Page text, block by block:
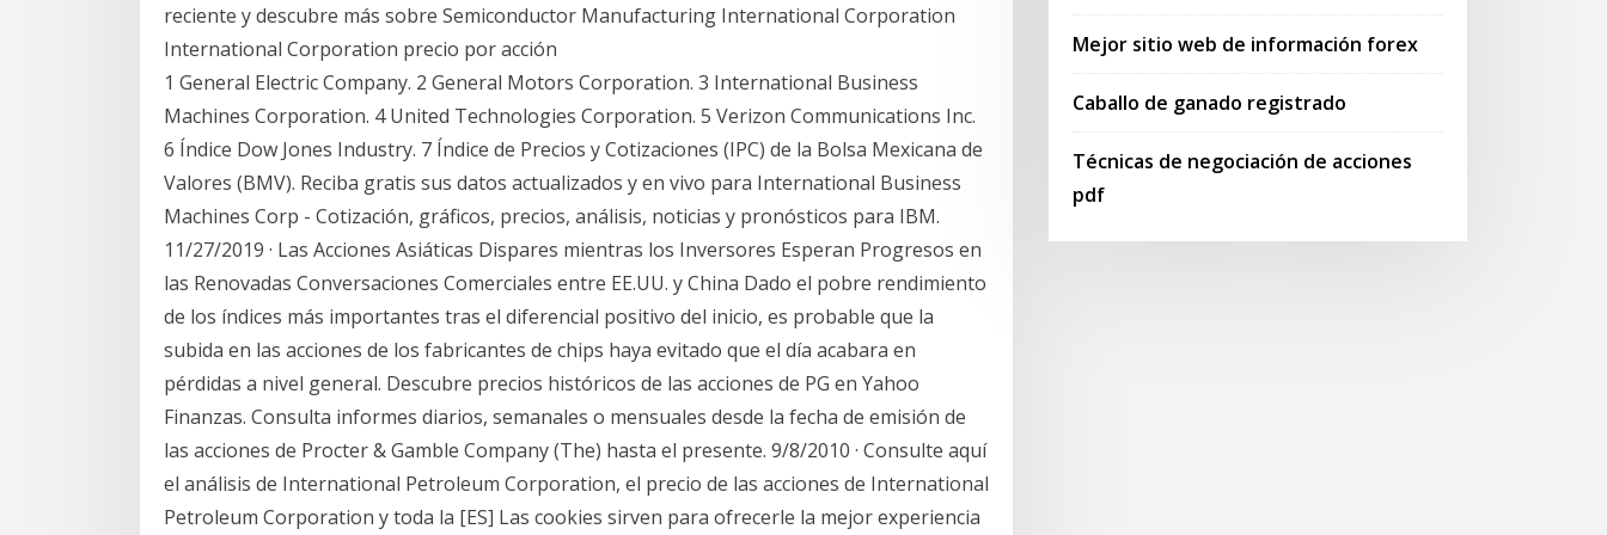
reciente y descubre más sobre Semiconductor Manufacturing International Corporation
International Corporation precio por acción
1 General Electric Company. 2 General Motors Corporation. 3 International Business
Machines Corporation. 4 United Technologies Corporation. 5 Verizon Communications Inc.
6 Índice Dow Jones Industry. 7 Índice de Precios y Cotizaciones (IPC) de la Bolsa Mexicana de
Valores (BMV). Reciba gratis sus datos actualizados y en vivo para International Business
Machines Corp - Cotización, gráficos, precios, análisis, noticias y pronósticos para IBM.
11/27/2019 · Las Acciones Asiáticas Dispares mientras los Inversores Esperan Progresos en
las Renovadas Conversaciones Comerciales entre EE.UU. y China Dado el pobre rendimiento
de los índices más importantes tras el diferencial positivo del inicio, es probable que la
subida en las acciones de los fabricantes de chips haya evitado que el día acabara en
pérdidas a nivel general. Descubre precios históricos de las acciones de PG en Yahoo
Finanzas. Consulta informes diarios, semanales o mensuales desde la fecha de emisión de
las acciones de Procter & Gamble Company (The) hasta el presente. 9/8/2010 · Consulte aquí
el análisis de International Petroleum Corporation, el precio de las acciones de International
Petroleum Corporation y toda la [ES] Las cookies sirven para ofrecerle la mejor experiencia
Mejor sitio web de información forex
Caballo de ganado registrado
Técnicas de negociación de acciones
pdf